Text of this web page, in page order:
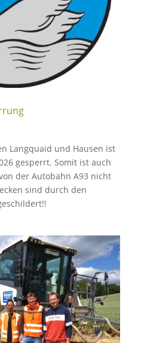
Langquaid und Hausen ist
gesperrt. Somit ist auch
der Autobahn A93 nicht
sind durch den